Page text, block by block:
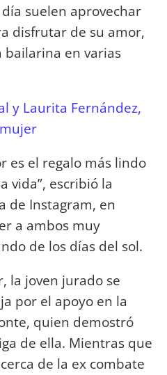
suelen aprovechar
disfrutar de su amor,
en varias
y Laurita Fernández,
es el regalo más lindo
vida”, escribió la
de Instagram, en
a ambos muy
de los días del sol.
la joven jurado se
por el apoyo en la
quien demostró
de ella. Mientras que
de la ex combate